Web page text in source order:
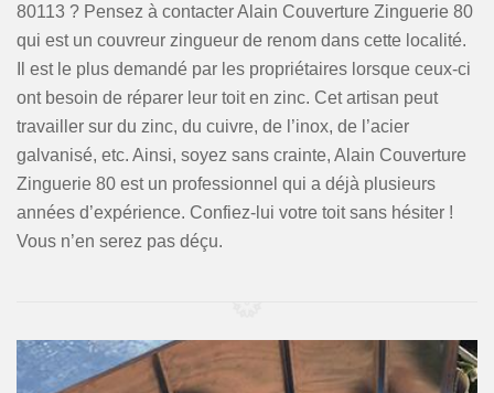
80113 ? Pensez à contacter Alain Couverture Zinguerie 80
qui est un couvreur zingueur de renom dans cette localité.
Il est le plus demandé par les propriétaires lorsque ceux-ci
ont besoin de réparer leur toit en zinc. Cet artisan peut
travailler sur du zinc, du cuivre, de l’inox, de l’acier
galvanisé, etc. Ainsi, soyez sans crainte, Alain Couverture
Zinguerie 80 est un professionnel qui a déjà plusieurs
années d’expérience. Confiez-lui votre toit sans hésiter !
Vous n’en serez pas déçu.